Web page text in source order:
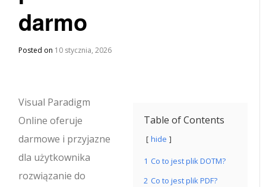
darmo
Posted on 10 stycznia, 2026
Table of Contents
hide
1 Co to jest plik DOTM?
2 Co to jest plik PDF?
Visual Paradigm
Online oferuje
darmowe i przyjazne
dla użytkownika
rozwiązanie do